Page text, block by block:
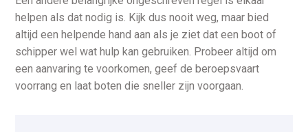
helpen als dat nodig is. Kijk dus nooit weg, maar bied
altijd een helpende hand aan als je ziet dat een boot of
schipper wel wat hulp kan gebruiken. Probeer altijd om
een aanvaring te voorkomen, geef de beroepsvaart
voorrang en laat boten die sneller zijn voorgaan.